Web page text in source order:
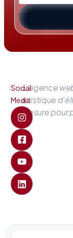
L’agence
artistique
mesure pour
Social
Media